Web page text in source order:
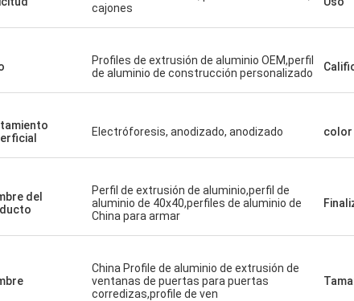
cajones
Profiles de extrusión de aluminio OEM,perfil
de aluminio de construcción personalizado
Electróforesis, anodizado, anodizado color
del
Perfil de extrusión de aluminio,perfil de
aluminio de 40x40,perfiles de aluminio de
China para armar
China Profile de aluminio de extrusión de
ventanas de puertas para puertas
corredizas,profile de ven